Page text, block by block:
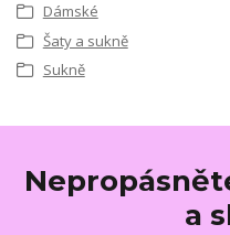
Dámské
Šaty a sukně
Sukně
a